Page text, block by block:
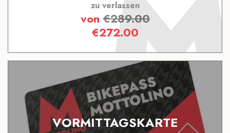
zu verlassen
von€289.00
€272.00
VORMITTAGSKARTE